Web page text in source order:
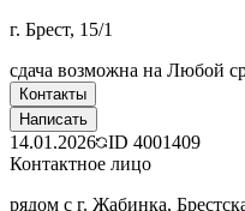
г. Брест, 15/1
сдача возможна на Любой
Контакты
Написать
14.01.2026 ID 4001409
Контактное лицо
рядом с г. Жабинка,